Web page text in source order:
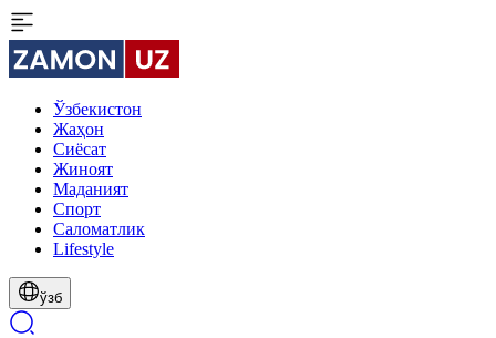
Ўзбекистон
Жаҳон
Сиёсат
Жиноят
Маданият
Спорт
Cаломатлик
Lifestyle
ўзб